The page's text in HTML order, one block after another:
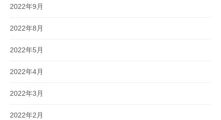
2022年9月
2022年8月
2022年5月
2022年4月
2022年3月
2022年2月